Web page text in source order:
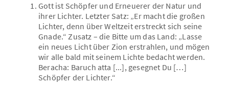
Gott ist Schöpfer und Erneuerer der Natur und
ihrer Lichter. Letzter Satz: „Er macht die großen
Lichter, denn über Weltzeit erstreckt sich seine
Gnade.“ Zusatz – die Bitte um das Land: „Lasse
ein neues Licht über Zion erstrahlen, und mögen
wir alle bald mit seinem Lichte bedacht werden.
Beracha: Baruch atta [...], gesegnet Du […]
Schöpfer der Lichter.“